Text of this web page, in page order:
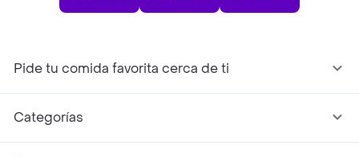
Pide tu comida favorita cerca de ti
Categorías